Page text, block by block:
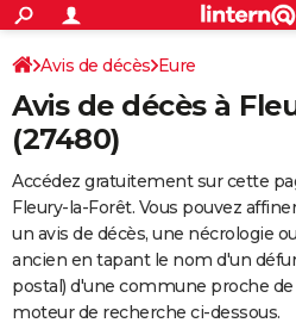
ACTUALITÉS
Politique
Société
Faits Divers
Education
Monde
Villes
+
SPORT
Coupe du monde 2026
Football
Tennis
Cyclisme
Rugby
Forum
FINANCE
Retraite
Impôts
Epargne
Immobilier
Risques naturels par ville
Banque
Assurance
Crédit
AUTO
Essais
Réserver un essai
Citadines
Berlines
SUV
Forum auto
+
HIGH-TECH
Mobiles
Meilleur smartphone
Internet
Ordinateurs
Jeux vidéo
Guide high-tech
+BRICOLAGE
Avis de décès Eure
Avis de décès à
(27480)
Accédez gratuitement sur cette
Fleury-la-Forêt. Vous pouvez
un avis de décès, une nécrologie
ancien en tapant le nom d'un
postal) d'une commune proche
moteur de recherche ci-dessous.